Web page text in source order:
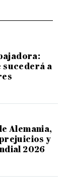
sucederá a
Alemania,
y
2026